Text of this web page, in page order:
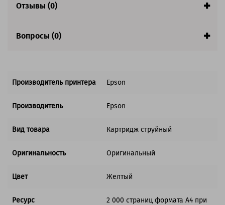
Обратите внимание:
Акция! Количество ограничено.
Отзывы (0)
Вопросы (0)
Производитель принтера Epson
Производитель Epson
Вид товара Картридж струйный
Оригинальность Оригинальный
Цвет Желтый
Ресурс
2 000 страниц формата А4 при